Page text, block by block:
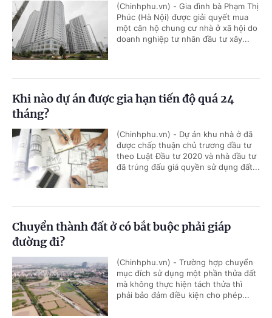
(Chinhphu.vn) - Gia đình bà Phạm Thị
Phúc (Hà Nội) được giải quyết mua
một căn hộ chung cư nhà ở xã hội do
doanh nghiệp tư nhân đầu tư xây...
Khi nào dự án được gia hạn tiến độ quá 24
tháng?
(Chinhphu.vn) - Dự án khu nhà ở đã
được chấp thuận chủ trương đầu tư
theo Luật Đầu tư 2020 và nhà đầu tư
đã trúng đấu giá quyền sử dụng đất...
Chuyển thành đất ở có bắt buộc phải giáp
đường đi?
(Chinhphu.vn) - Trường hợp chuyển
mục đích sử dụng một phần thửa đất
mà không thực hiện tách thửa thì
phải bảo đảm điều kiện cho phép...